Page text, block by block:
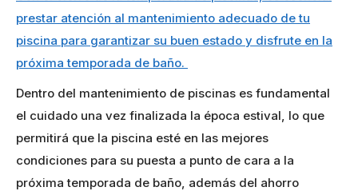
prestar atención al mantenimiento adecuado de tu
piscina para garantizar su buen estado y disfrute en la
próxima temporada de baño.
Dentro del mantenimiento de piscinas es fundamental
el cuidado una vez finalizada la época estival, lo que
permitirá que la piscina esté en las mejores
condiciones para su puesta a punto de cara a la
próxima temporada de baño, además del ahorro